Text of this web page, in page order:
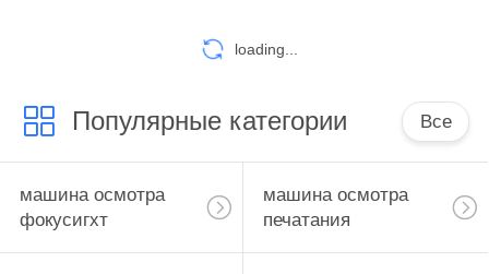
loading...
Популярные категории Все
машина осмотра
фокусигхт
машина осмотра
печатания